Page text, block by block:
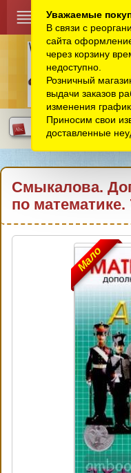
Смыкалова.
по
Мало
Уважаемые
В связи с
сайта
через корзину
недоступно.
Розничный
выдачи заказов
изменения
Приносим свои
доставленные